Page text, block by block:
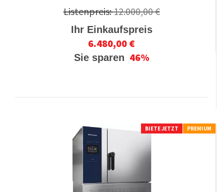
Listenpreis:12.000,00 €
Ihr Einkaufspreis
6.480,00 €
Sie sparen 46%
BIETE JETZT PREMIUM